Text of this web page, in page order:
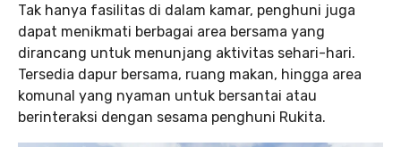
Tak hanya fasilitas di dalam kamar, penghuni juga
dapat menikmati berbagai area bersama yang
dirancang untuk menunjang aktivitas sehari-hari.
Tersedia dapur bersama, ruang makan, hingga area
komunal yang nyaman untuk bersantai atau
berinteraksi dengan sesama penghuni Rukita.